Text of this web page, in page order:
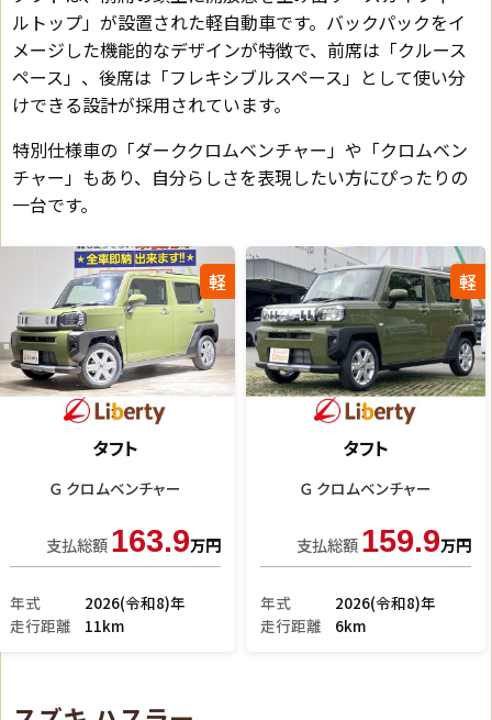
ルトップ」が設置された軽自動車です。バックパックをイ
メージした機能的なデザインが特徴で、前席は「クルース
ペース」、後席は「フレキシブルスペース」として使い分
けできる設計が採用されています。
特別仕様車の「ダーククロムベンチャー」や「クロムベン
チャー」もあり、自分らしさを表現したい方にぴったりの
一台です。
軽
タフト
Ｇ クロムベンチャー
支払総額164.9万円
年式
2026(令和8)年
走行距離
9km
軽
タフト
Ｇ クロムベンチャー
支払総額164.6万円
年式
2026(令和8)年
走行距離
9km